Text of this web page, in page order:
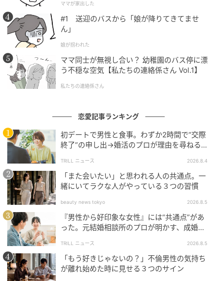
大金を差し出しながら「ボーナスで願い事1つ、貯金し
ておくよ」と冗談を飛ばし、ヨンレを笑わせ、辛い現
実を束の間忘れさせた。
さらにバスのラジオをつけ、モップをマイク代わりに2
人で歌ったシーンは、ジョンヒがヨンレの心の闇を晴
らし、再び笑顔を取り戻させた瞬間だった。
た2人の友情は、視聴者に深い感動を与えた。
「持っているものは何もなかったけれど、互いにとっ
て何より大切な力になれた時代」、そんな共感が自然
と広がったのである。とりわけキム・ダミとシン・イ
ェウンの自然な呼吸は、この場面の真実味をさらに高
めた。
3. 運命のいたずらのような再会、始まった三角関係？
映画館での“口をふさぐ”エンディングで強烈な余韻を
残した第1話に続き、第2話では新たな運命のいたずら
が展開した。
ママが家出した
#1 送迎のバスから「娘が降りてきてませ
ん」
娘が拐われた
ママ同士が無視し合い？ 幼稚園のバス停に漂
う不穏な空気【私たちの連絡係さん Vol.1】
私たちの連絡係さん
恋愛記事ランキング
初デートで男性と食事。わずか2時間で“交際
終了”の申し出→婚活のプロが理由を尋ねる
TRILL ニュース 2026.8.4
「また会いたい」と思われる人の共通点。一
緒にいてラクな人がやっている３つの習慣
beauty news tokyo 2026.8.5
『男性から好印象な女性』には“共通点”があ
った。元結婚相談所のプロが明かす、成婚し
TRILL ニュース 2026.8.5
「もう好きじゃないの？」不倫男性の気持ち
が離れ始めた時に見せる３つのサイン